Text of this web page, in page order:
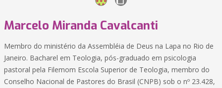
Marcelo Miranda Cavalcanti
Membro do ministério da Assembléia de Deus na Lapa no Rio de
Janeiro. Bacharel em Teologia, pós-graduado em psicologia
pastoral pela Filemom Escola Superior de Teologia, membro do
Conselho Nacional de Pastores do Brasil (CNPB) sob o nº 23.428,